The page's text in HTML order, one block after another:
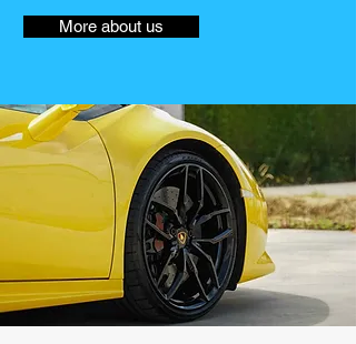
More about us